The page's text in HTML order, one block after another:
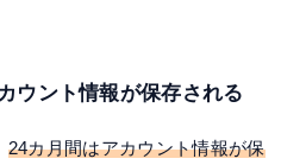
ウント情報が保存される
24カ月間はアカウント情報が保